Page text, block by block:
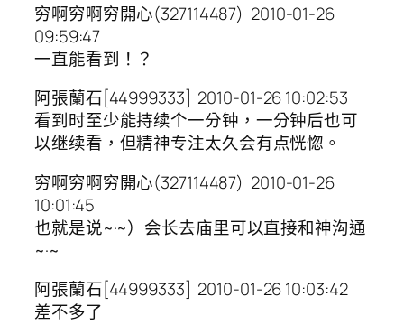
穷啊穷啊穷開心(327114487) 2010-01-26
09:59:47
一直能看到！？
阿張蘭石[44999333] 2010-01-26 10:02:53
看到时至少能持续个一分钟，一分钟后也可
以继续看，但精神专注太久会有点恍惚。
穷啊穷啊穷開心(327114487) 2010-01-26
10:01:45
也就是说~·~）会长去庙里可以直接和神沟通
~·~
阿張蘭石[44999333] 2010-01-26 10:03:42
差不多了